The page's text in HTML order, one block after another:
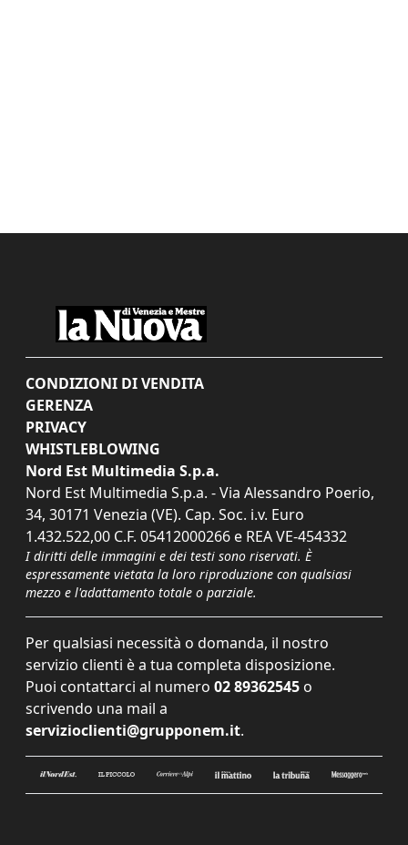
CONDIZIONI DI VENDITA
GERENZA
PRIVACY
WHISTLEBLOWING
Nord Est Multimedia S.p.a.
Nord Est Multimedia S.p.a. - Via Alessandro Poerio,
34, 30171 Venezia (VE). Cap. Soc. i.v. Euro
1.432.522,00 C.F. 05412000266 e REA VE-454332
I diritti delle immagini e dei testi sono riservati. È
espressamente vietata la loro riproduzione con qualsiasi
mezzo e l'adattamento totale o parziale.
Per qualsiasi necessità o domanda, il nostro
servizio clienti è a tua completa disposizione.
Puoi contattarci al numero 02 89362545 o
scrivendo una mail a
servizioclienti@grupponem.it.